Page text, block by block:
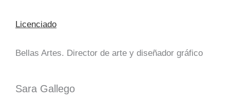
Licenciado
Bellas Artes. Director de arte y diseñador gráfico
Sara Gallego